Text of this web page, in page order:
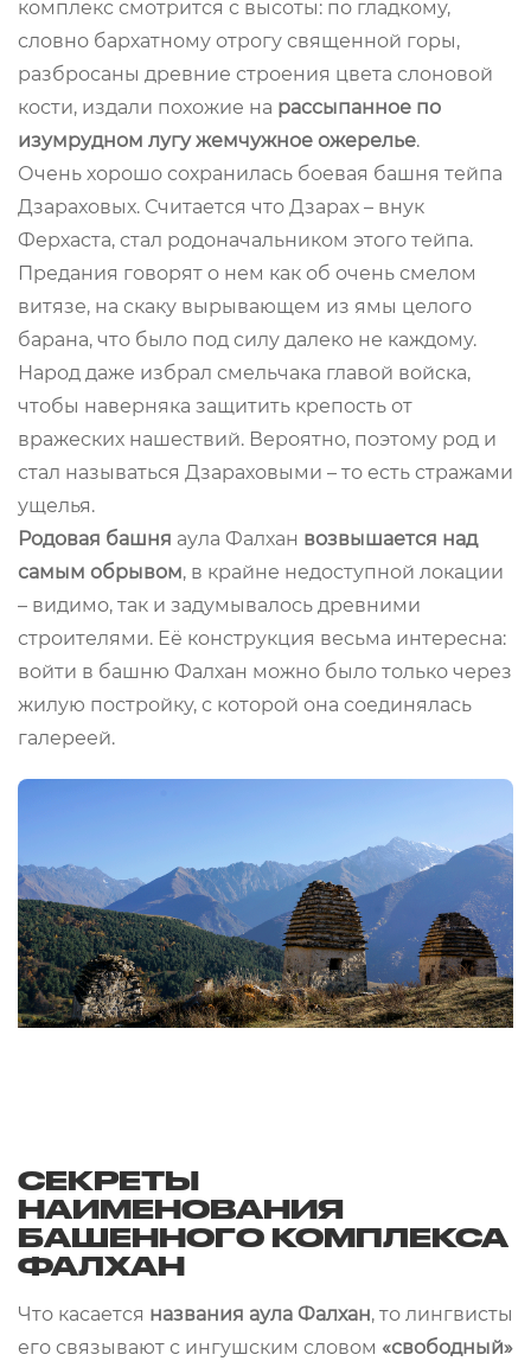
комплекс смотрится с высоты: по гладкому,
словно бархатному отрогу священной горы,
разбросаны древние строения цвета слоновой
кости, издали похожие на рассыпанное по
изумрудном лугу жемчужное ожерелье.
Очень хорошо сохранилась боевая башня тейпа
Дзараховых. Считается что Дзарах – внук
Ферхаста, стал родоначальником этого тейпа.
Предания говорят о нем как об очень смелом
витязе, на скаку вырывающем из ямы целого
барана, что было под силу далеко не каждому.
Народ даже избрал смельчака главой войска,
чтобы наверняка защитить крепость от
вражеских нашествий. Вероятно, поэтому род и
стал называться Дзараховыми – то есть стражами
ущелья.
Родовая башня аула Фалхан возвышается над
самым обрывом, в крайне недоступной локации
– видимо, так и задумывалось древними
строителями. Её конструкция весьма интересна:
войти в башню Фалхан можно было только через
жилую постройку, с которой она соединялась
галереей.
СЕКРЕТЫ
НАИМЕНОВАНИЯ
БАШЕННОГО КОМПЛЕКСА
ФАЛХАН
Что касается названия аула Фалхан, то лингвисты
его связывают с ингушским словом «свободный»